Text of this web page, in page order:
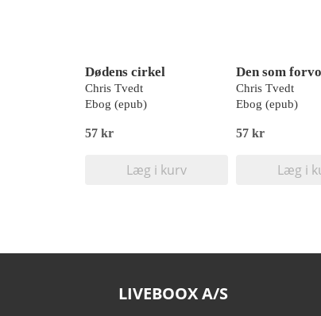
Dødens cirkel
Chris Tvedt
Ebog (epub)
57 kr
Læg i kurv
Chris Tvedt
Ebog (epub)
57 kr
Læg i
LIVEBOOX A/S